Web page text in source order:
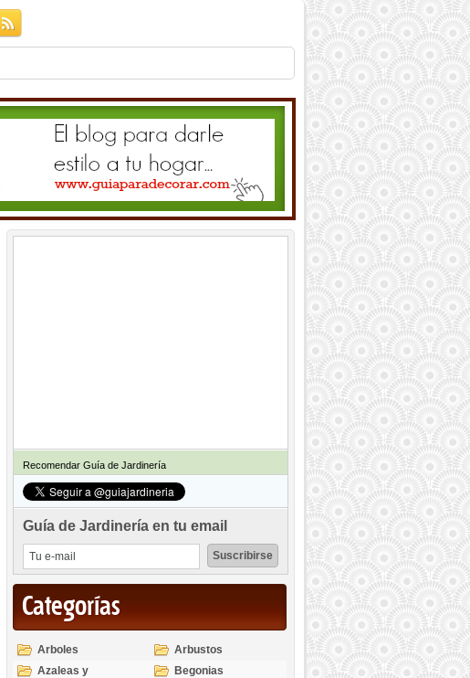
Recomendar Guía de Jardinería
Guía de Jardinería en tu email
Categorías
Arboles
Arbustos
Azaleas y
Begonias